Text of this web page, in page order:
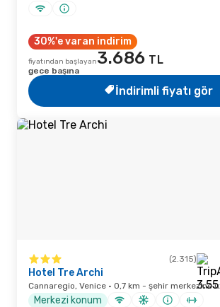
30%'e varan indirim
fiyatından başlayan3.686 TL
gece başına
İndirimli fiyatı gör
(2.315)
Hotel Tre Archi
Cannaregio, Venice · 0,7 km - şehir merkezine
Merkezi konum